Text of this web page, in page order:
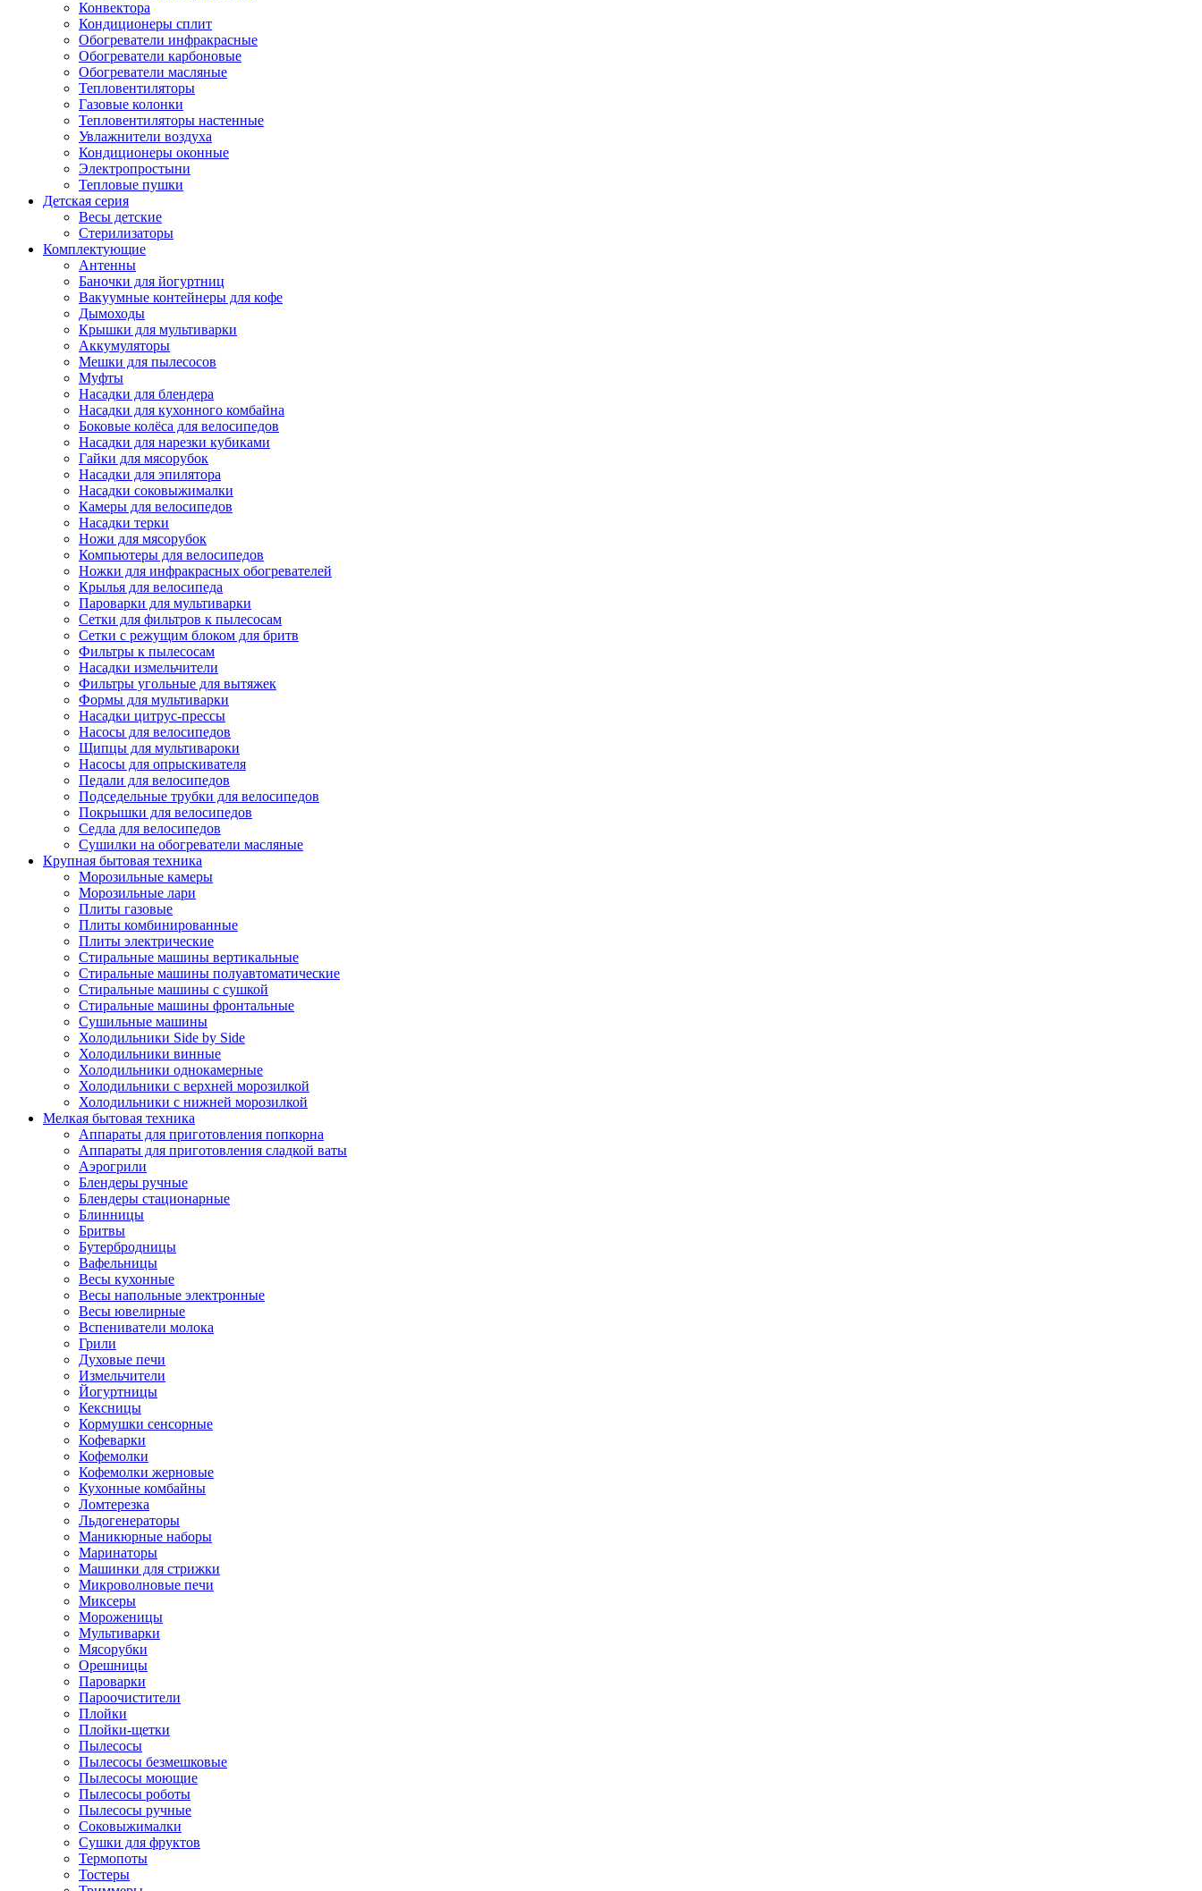
Конвектора
Кондиционеры сплит
Обогреватели инфракрасные
Обогреватели карбоновые
Обогреватели масляные
Тепловентиляторы
Газовые колонки
Тепловентиляторы настенные
Увлажнители воздуха
Кондиционеры оконные
Электропростыни
Тепловые пушки
Детская серия
Весы детские
Стерилизаторы
Комплектующие
Антенны
Баночки для йогуртниц
Вакуумные контейнеры для кофе
Дымоходы
Крышки для мультиварки
Аккумуляторы
Мешки для пылесосов
Муфты
Насадки для блендера
Насадки для кухонного комбайна
Боковые колёса для велосипедов
Насадки для нарезки кубиками
Гайки для мясорубок
Насадки для эпилятора
Насадки соковыжималки
Камеры для велосипедов
Насадки терки
Ножи для мясорубок
Компьютеры для велосипедов
Ножки для инфракрасных обогревателей
Крылья для велосипеда
Пароварки для мультиварки
Сетки для фильтров к пылесосам
Сетки с режущим блоком для бритв
Фильтры к пылесосам
Насадки измельчители
Фильтры угольные для вытяжек
Формы для мультиварки
Насадки цитрус-прессы
Насосы для велосипедов
Щипцы для мультивароки
Насосы для опрыскивателя
Педали для велосипедов
Подседельные трубки для велосипедов
Покрышки для велосипедов
Седла для велосипедов
Сушилки на обогреватели масляные
Крупная бытовая техника
Морозильные камеры
Морозильные лари
Плиты газовые
Плиты комбинированные
Плиты электрические
Стиральные машины вертикальные
Стиральные машины полуавтоматические
Стиральные машины с сушкой
Стиральные машины фронтальные
Сушильные машины
Холодильники Side by Side
Холодильники винные
Холодильники однокамерные
Холодильники с верхней морозилкой
Холодильники с нижней морозилкой
Мелкая бытовая техника
Аппараты для приготовления попкорна
Аппараты для приготовления сладкой ваты
Аэрогрили
Блендеры ручные
Блендеры стационарные
Блинницы
Бритвы
Бутербродницы
Вафельницы
Весы кухонные
Весы напольные электронные
Весы ювелирные
Вспениватели молока
Грили
Духовые печи
Измельчители
Йогуртницы
Кексницы
Кормушки сенсорные
Кофеварки
Кофемолки
Кофемолки жерновые
Кухонные комбайны
Ломтерезка
Льдогенераторы
Маникюрные наборы
Маринаторы
Машинки для стрижки
Микроволновые печи
Миксеры
Мороженицы
Мультиварки
Мясорубки
Орешницы
Пароварки
Пароочистители
Плойки
Плойки-щетки
Пылесосы
Пылесосы безмешковые
Пылесосы моющие
Пылесосы роботы
Пылесосы ручные
Соковыжималки
Сушки для фруктов
Термопоты
Тостеры